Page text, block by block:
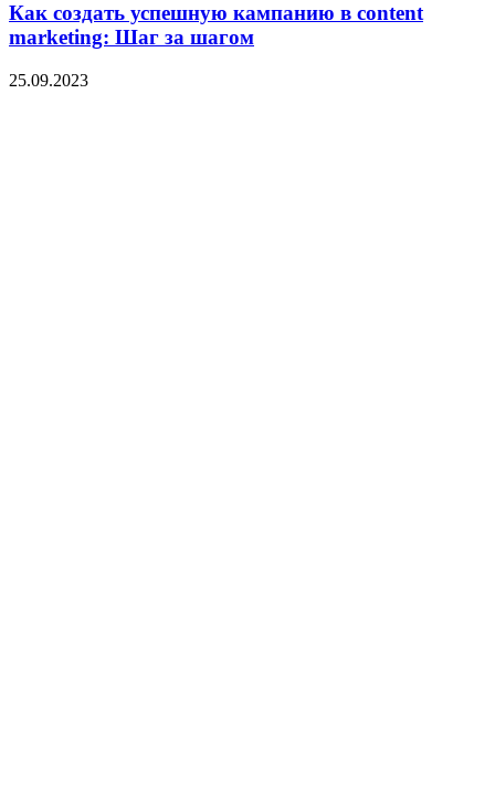
Как создать успешную кампанию в content
marketing: Шаг за шагом
25.09.2023